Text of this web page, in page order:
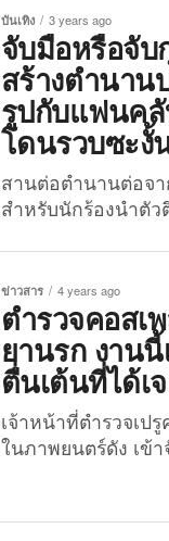
แก๊งค้ายาเสพติดขอ
พรางตัวมาในชุดมา
บาร่า” สุดน่ารักที่ดู
วันที่ 14 กุมภาพันธ์ที่
ชาติเปรูได้โพสต์คลิ
ติดลงบน X:
เห็นภาพที่หนึ่งในเ
สุดน่ารักเพื่อร่วมปฏิ
ใกล้บ้านของผู้ต้องห
เจ้าหน้าที่พาตัวชาย
1,700 ห่อ ...
บันเทิง 3 years ago
จับมือหรือจับ
สร้างตำนาน
รูปกับแฟนค
โดนรวบซะงั้
สานต่อตำนานต่อจา
สำหรับนักร้องนำตัว
ร้องคุณภาพที่มีผลงา
บทบาทของหนุ่ม “เ
กันในนาม “เป๊กซ์ ว
ตัวตึงแนวหน้าของป
ทำงานแต่งทุกที่ให้เ
เบอร์ รั่วเกินแขกทุ
ความจริงแล้ววง
ข่าวสาร 4 years ago
ตำรวจคอสเ
ยานรก งานนี้
ตื่นเต้นที่ได้เ
เจ้าหน้าที่ตำรวจเป
ในภาพยนตร์ดัง เข้
ประเทศอังกฤษ ได้ร